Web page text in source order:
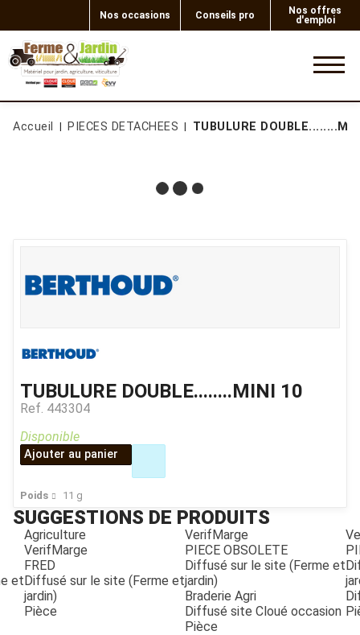
Nos occasions Conseils pro
Nos offres
d'emploi
Accueil PIECES DETACHEES TUBULURE
TUBULURE DOUBLE........MINI 10
Ref. 443304
Poids 11 g
Disponible
Ajouter au panier
SUGGESTIONS DE PRODUITS
et
Agriculture
VerifMarge
FRED
Diffusé sur le site (Ferme et
jardin)
Pièce
VerifMarge
PIECE OBSOLETE
Diffusé sur le site (Ferme et
jardin)
Braderie Agri
Diffusé site Cloué occasion
Pièce